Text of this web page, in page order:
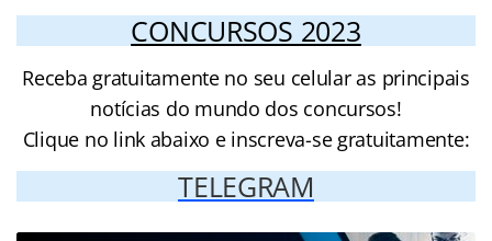
CONCURSOS 2023
Receba gratuitamente no seu celular as principais
notícias do mundo dos concursos!
Clique no link abaixo e inscreva-se gratuitamente:
TELEGRAM